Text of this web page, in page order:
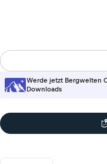
Werde jetzt Bergwelten
Downloads